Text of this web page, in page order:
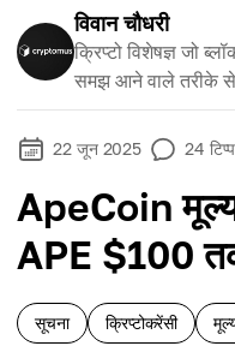
विवान चौधरी
क्रिप्टो विशेषज्ञ जो
समझ आने वाले तरीके से
22 जून 2025 24
ApeCoin मूल्य
APE $100
सूचना क्रिप्टोकरेंसी